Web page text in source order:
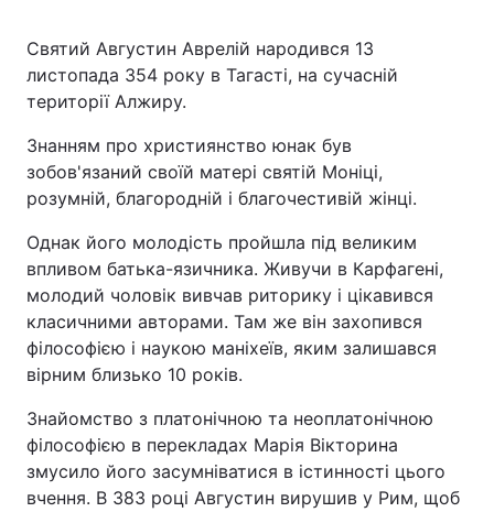
Святий Августин Аврелій народився 13
листопада 354 року в Тагасті, на сучасній
території Алжиру.
Знанням про християнство юнак був
зобов'язаний своїй матері святій Моніці,
розумній, благородній і благочестивій жінці.
Однак його молодість пройшла під великим
впливом батька-язичника. Живучи в Карфагені,
молодий чоловік вивчав риторику і цікавився
класичними авторами. Там же він захопився
філософією і наукою маніхеїв, яким залишався
вірним близько 10 років.
Знайомство з платонічною та неоплатонічною
філософією в перекладах Марія Вікторина
змусило його засумніватися в істинності цього
вчення. В 383 році Августин вирушив у Рим, щоб